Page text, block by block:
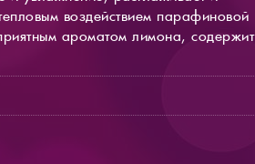
воздействием парафиновой
ароматом лимона, содержит